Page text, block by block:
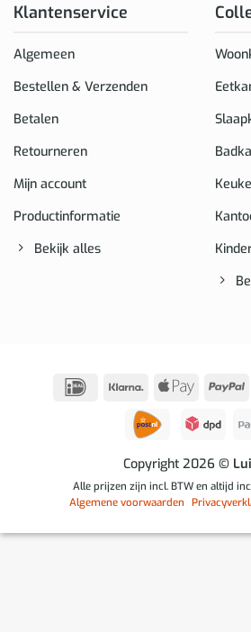
Klantenservice
Algemeen
Bestellen & Verzenden
Betalen
Retourneren
Mijn account
Productinformatie
Bekijk alles
IDeal Klarna
Apple
Copyright 2026 ©
Alle prijzen zijn incl. BTW en altijd
Algemene voorwaarden